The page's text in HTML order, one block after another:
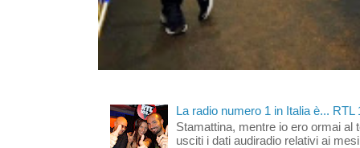
La radio numero 1 in Italia è... RTL
Stamattina, mentre io ero ormai al
usciti i dati audiradio relativi ai